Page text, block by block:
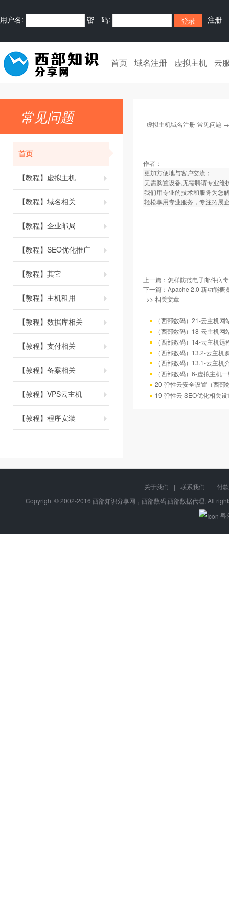
用户名: 密 码: 注册
首页 域名注册 虚拟主机 云
常见问题
首页
【教程】虚拟主机
【教程】域名相关
【教程】企业邮局
【教程】SEO优化推广
【教程】其它
【教程】主机租用
【教程】数据库相关
【教程】支付相关
【教程】备案相关
【教程】VPS云主机
【教程】程序安装
虚拟主机域名注册-常见问题
作者：
更加方便地与客户交流；
无需购置设备,无需聘请专业维
我们用专业的技术和服务为您
轻松享用专业服务，专注拓展
上一篇： 怎样防范电子邮件病
下一篇： Apache 2.0 新功能概
>> 相关文章
（西部数码）21-云主机网
（西部数码）18-云主机网
（西部数码）14-云主机远
（西部数码）13.2-云主机
（西部数码）13.1-云主机
（西部数码）6-虚拟主机
20-弹性云安全设置（西部
19-弹性云 SEO优化相关
关于我们 | 联系我们 |
付
Copyright © 2002-2016 西部知识分享网，西部数码,西部数据代理, All
粤